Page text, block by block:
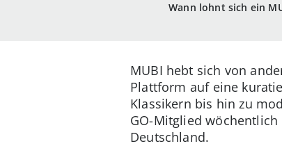
Wann lohnt sich ein
MUBI hebt sich von
Plattform auf eine
Klassikern bis hin zu
GO-Mitglied
Deutschland.